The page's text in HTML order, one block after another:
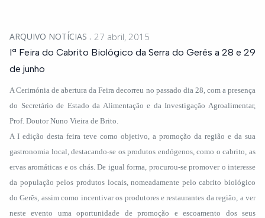
ARQUIVO NOTÍCIAS 27 abril, 2015
Iª Feira do Cabrito Biológico da Serra do Gerês a 28 e 29
de junho
A Cerimónia de abertura da Feira decorreu no passado dia 28, com a presença
do Secretário de Estado da Alimentação e da Investigação Agroalimentar,
Prof. Doutor Nuno Vieira de Brito.
A I edição desta feira teve como objetivo, a promoção da região e da sua
gastronomia local, destacando-se os produtos endógenos, como o cabrito, as
ervas aromáticas e os chás. De igual forma, procurou-se promover o interesse
da população pelos produtos locais, nomeadamente pelo cabrito biológico
do Gerês, assim como incentivar os produtores e restaurantes da região, a ver
neste evento uma oportunidade de promoção e escoamento dos seus